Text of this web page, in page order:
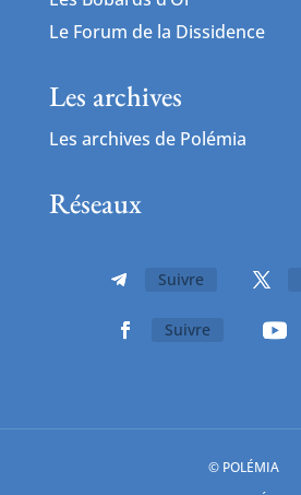
Le Forum de la Dissidence
Les archives
Les archives de Polémia
Réseaux
Suivre
Suivre
© POLÉMIA